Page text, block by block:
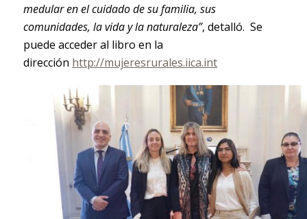
medular en el cuidado de su familia, sus
comunidades, la vida y la naturaleza”, detalló. Se
puede acceder al libro en la
dirección http://mujeresrurales.iica.int